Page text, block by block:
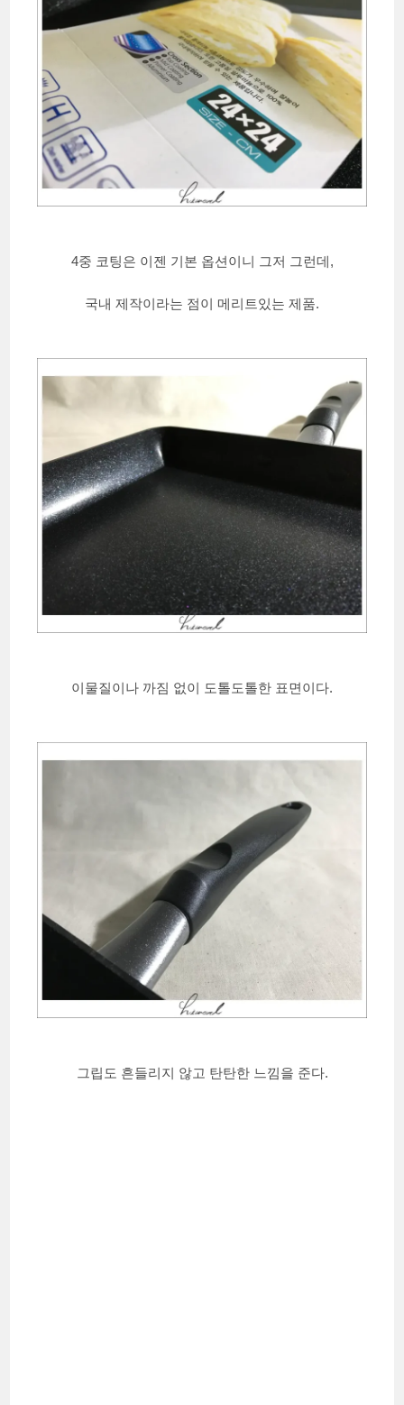
4중 코팅은 이젠 기본 옵션이니 그저 그런데,
국내 제작이라는 점이 메리트있는 제품.
이물질이나 까짐 없이 도톨도톨한 표면이다.
그립도 흔들리지 않고 탄탄한 느낌을 준다.